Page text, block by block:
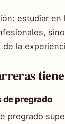
estudiar
de la
de pregrado
pregrado